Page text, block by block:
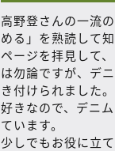
高野登さんの一流
める」を熟読して
ページを拝見して
は勿論ですが、デ
き付けられました
好きなので、デニ
ています。
少しでもお役に立